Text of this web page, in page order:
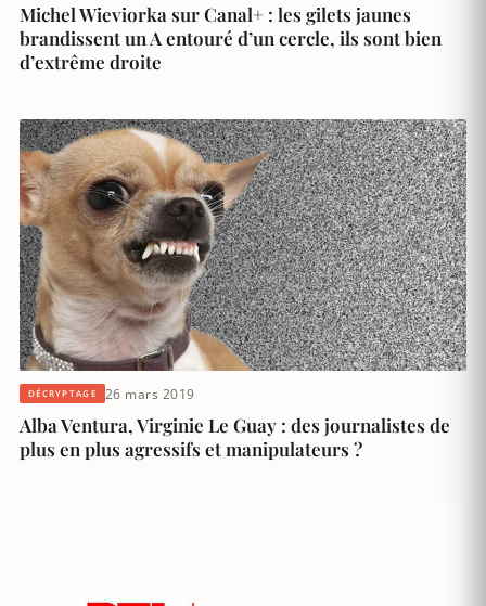
Michel Wieviorka sur Canal+ : les gilets jaunes
brandissent un A entouré d’un cercle, ils sont bien
d’extrême droite
DÉCRYPTAGE 26 mars 2019
Alba Ventura, Virginie Le Guay : des journalistes de
plus en plus agressifs et manipulateurs ?